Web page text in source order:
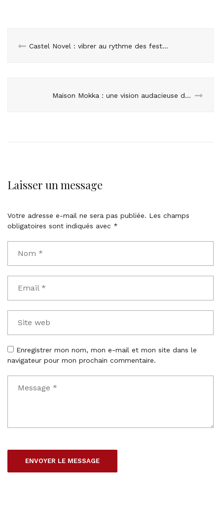
Castel Novel : vibrer au rythme des festivals en Corrèze
Maison Mokka : une vision audacieuse de l’architecture d’intérieur
Laisser un message
Votre adresse e-mail ne sera pas publiée. Les champs
obligatoires sont indiqués avec *
Enregistrer mon nom, mon e-mail et mon site dans le
navigateur pour mon prochain commentaire.